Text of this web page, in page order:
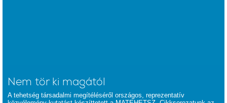
Nem tör ki magától
A tehetség társadalmi megítéléséről országos, reprezentatív